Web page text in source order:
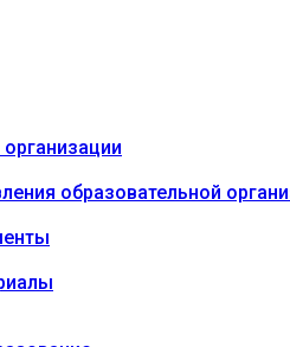
образовательной